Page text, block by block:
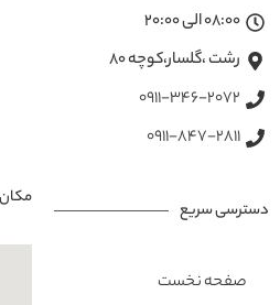
08:00 الی 20:00
رشت ،گلسار،کوچه ۸۰
0911-346-2072
0911-847-2811
دسترسی سریع
صفحه نخست